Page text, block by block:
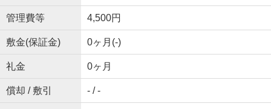
管理費等 4,500円
敷金(保証金) 0ヶ月(-)
礼金 0ヶ月
償却 / 敷引 - / -